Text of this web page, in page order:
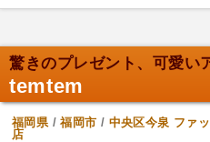
驚きのプレゼント、可愛い
temtem
福岡県/福岡市 / 中央区今泉 ファ
店